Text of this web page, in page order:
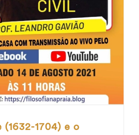
1704) e o